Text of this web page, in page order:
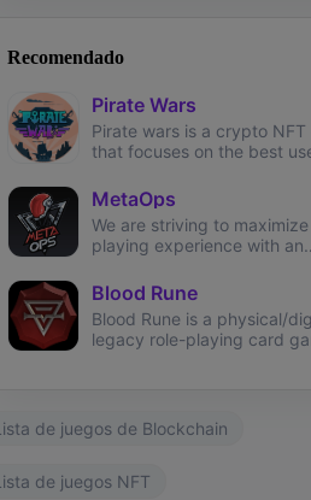
Recomendado
Pirate Wars
Pirate wars is a crypto NFT
that focuses on the best
MetaOps
We are striving to maximize
playing experience with an
shooter on Solana.
Blood Rune
Blood Rune is a physical/
legacy role-playing card
de juegos de Blockchain
de juegos NFT